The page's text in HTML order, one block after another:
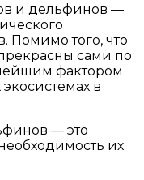
и дельфинов —
Помимо того, что
сами по
фактором
в
— это
их